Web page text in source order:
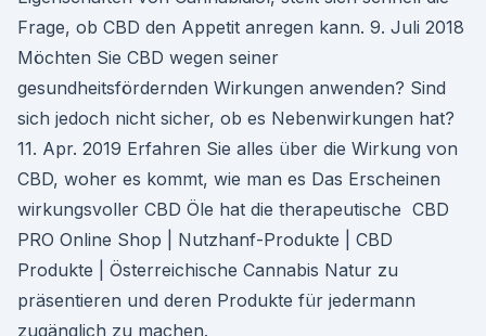
Frage, ob CBD den Appetit anregen kann. 9. Juli 2018
Möchten Sie CBD wegen seiner
gesundheitsfördernden Wirkungen anwenden? Sind
sich jedoch nicht sicher, ob es Nebenwirkungen hat?
11. Apr. 2019 Erfahren Sie alles über die Wirkung von
CBD, woher es kommt, wie man es Das Erscheinen
wirkungsvoller CBD Öle hat die therapeutische CBD
PRO Online Shop | Nutzhanf-Produkte | CBD
Produkte | Österreichische Cannabis Natur zu
präsentieren und deren Produkte für jedermann
zugänglich zu machen.